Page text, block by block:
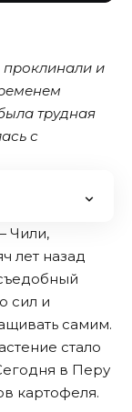
проклинали и
трудная
с
Чили,
лет назад
сил и
самим.
стало
в Перу
картофеля.